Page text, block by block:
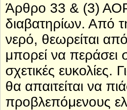
Άρθρο 33 & (3)
διαβατηρίων. Από
νερό, θεωρείται
μπορεί να περάσει
σχετικές
θα απαιτείται να
προβλεπόμενους